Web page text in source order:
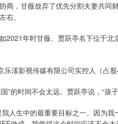
商，甘薇放弃了优先分割夫妻共同
右。
2021年时甘薇、贾跃亭名下位于北
漾影视传媒有限公司实控人（占股
的时间不会太远。贾跃亭说，“孩
人生中的最重要目标之一。因为